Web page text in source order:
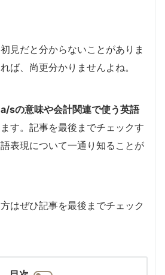
見だと分からないことがありま
ば、尚更分かりませんよね。
a/sの意味や会計関連で使う英語
す。記事を最後までチェックす
表現について一通り知ることが
はぜひ記事を最後までチェック